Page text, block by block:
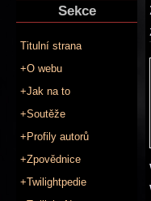
Sekce
Titulní strana
+O webu
+Jak na to
+Soutěže
+Profily autorů
+Zpovědnice
+Twilightpedie